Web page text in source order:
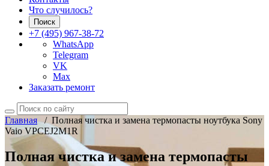
Что случилось?
Поиск
+7 (495) 967-38-72
WhatsApp
Telegram
VK
Max
Заказать ремонт
Главная/ Полная чистка и замена термопасты ноутбука Sony
Vaio VPCEJ2M1R
Полная чистка и замена термопасты